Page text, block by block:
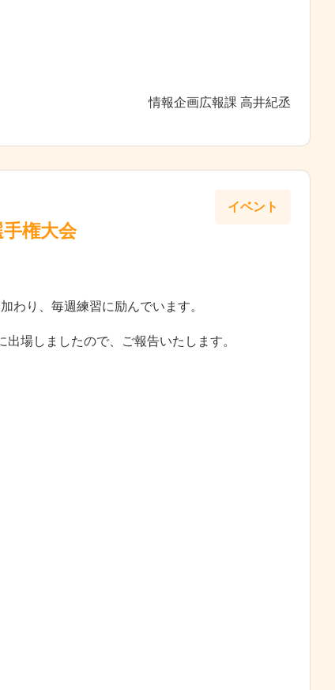
情報企画広報課 高井紀丞
イベント
権大会
わり、毎週練習に励んでいます。
場しましたので、ご報告いたします。